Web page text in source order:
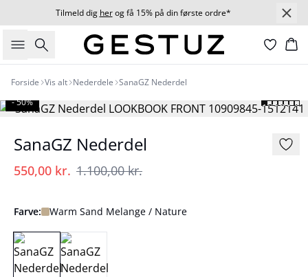
Tilmeld dig herog få 15% på din første ordre*
Søg
Forside Vis alt Nederdele SanaGZ Nederdel
- 50%
SanaGZ Nederdel
550,00 kr. 1.100,00 kr.
Farve: Warm Sand Melange / Nature